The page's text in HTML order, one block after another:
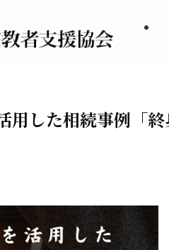
用した相続事例「